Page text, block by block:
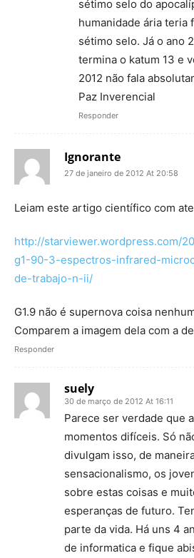
sétimo selo do
humanidade ária teria
sétimo selo. Já o ano
termina o katum 13 e
2012 não fala
Paz Inverencial
Responder
Ignorante
27 de janeiro de 2012 At 20:58
Leiam este artigo científico com
http://starviewer.wordpress.com/
g1-90-3-espectros-infrared-
de-trabajo-n-ii/
G1.9 não é supernova coisa
Comparem a imagem dela com a
Responder
suely
30 de março de 2012 At 16:11
Parece ser verdade que
momentos difíceis. Só
divulgam isso, de
sensacionalismo, os
sobre estas coisas e
esperanças de futuro.
parte da vida. Há uns 4
de informatica e fique